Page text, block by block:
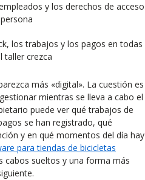
y los derechos de acceso
los trabajos y los pagos en todas
taller crezca
más «digital». La cuestión es
mientras se lleva a cabo el
puede ver qué trabajos de
se han registrado, qué
y en qué momentos del día hay
para tiendas de bicicletas
cabos sueltos y una forma más